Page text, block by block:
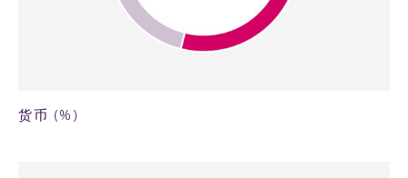
货币 (%)